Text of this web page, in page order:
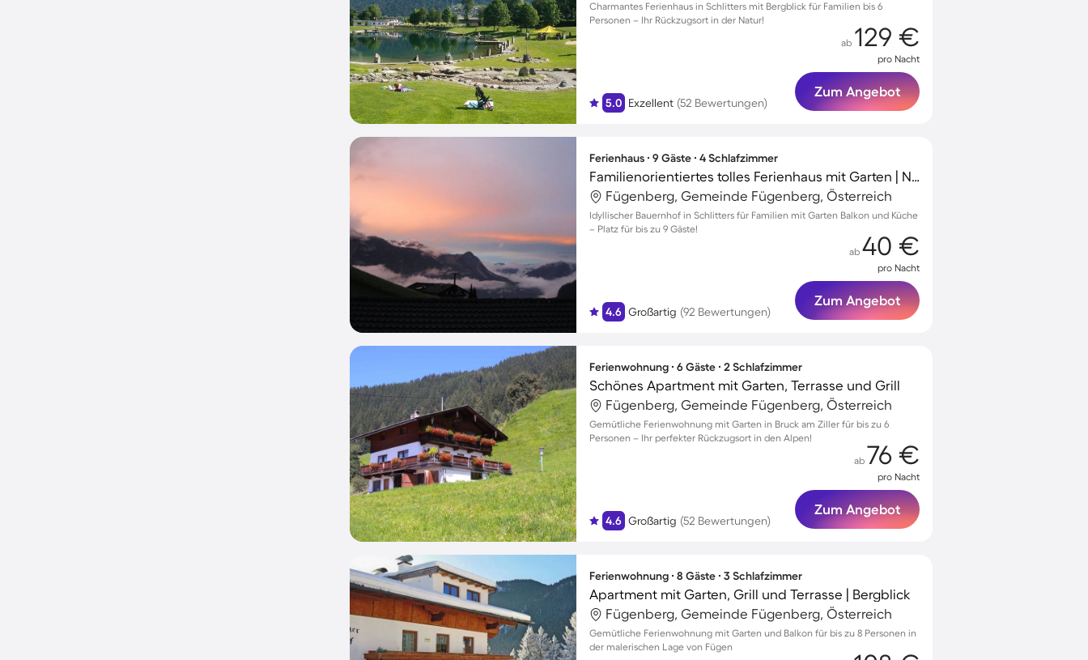
Charmantes Ferienhaus in Schlitters mit Bergblick für Familien bis 6
Personen – Ihr Rückzugsort in der Natur!
5.0 Exzellent (52 Bewertungen)
ab 129 €
pro Nacht
Zum Angebot
Ferienhaus ∙ 9 Gäste ∙ 4 Schlafzimmer
Familienorientiertes tolles Ferienhaus mit Garten | Naturblick
Fügenberg, Gemeinde Fügenberg, Österreich
Idyllischer Bauernhof in Schlitters für Familien mit Garten Balkon und Küche
– Platz für bis zu 9 Gäste!
4.6 Großartig (92 Bewertungen)
ab 40 €
pro Nacht
Zum Angebot
Ferienwohnung ∙ 6 Gäste ∙ 2 Schlafzimmer
Schönes Apartment mit Garten, Terrasse und Grill
Fügenberg, Gemeinde Fügenberg, Österreich
Gemütliche Ferienwohnung mit Garten in Bruck am Ziller für bis zu 6
Personen – Ihr perfekter Rückzugsort in den Alpen!
4.6 Großartig (52 Bewertungen)
ab 76 €
pro Nacht
Zum Angebot
Ferienwohnung ∙ 8 Gäste ∙ 3 Schlafzimmer
Apartment mit Garten, Grill und Terrasse | Bergblick
Fügenberg, Gemeinde Fügenberg, Österreich
Gemütliche Ferienwohnung mit Garten und Balkon für bis zu 8 Personen in
der malerischen Lage von Fügen